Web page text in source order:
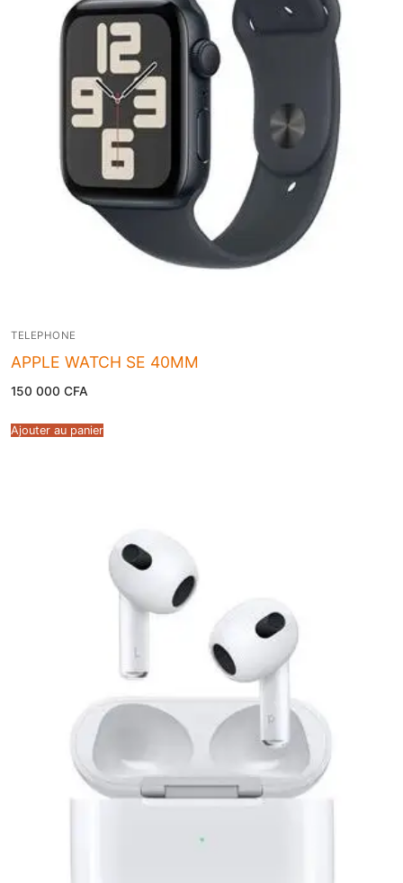
TELEPHONE
APPLE WATCH SE 40MM
150 000 CFA
Ajouter au panier